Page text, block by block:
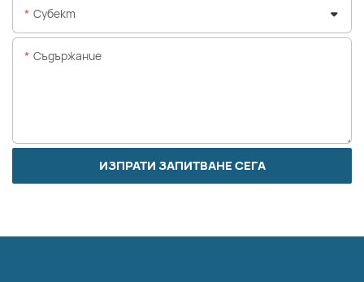
Субект
Съдържание
ИЗПРАТИ ЗАПИТВАНЕ СЕГА